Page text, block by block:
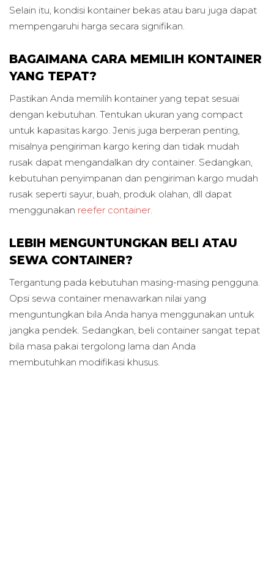
Selain itu, kondisi kontainer bekas atau baru juga dapat
mempengaruhi harga secara signifikan.
BAGAIMANA CARA MEMILIH KONTAINER
YANG TEPAT?
Pastikan Anda memilih kontainer yang tepat sesuai
dengan kebutuhan. Tentukan ukuran yang compact
untuk kapasitas kargo. Jenis juga berperan penting,
misalnya pengiriman kargo kering dan tidak mudah
rusak dapat mengandalkan dry container. Sedangkan,
kebutuhan penyimpanan dan pengiriman kargo mudah
rusak seperti sayur, buah, produk olahan, dll dapat
menggunakan reefer container.
LEBIH MENGUNTUNGKAN BELI ATAU
SEWA CONTAINER?
Tergantung pada kebutuhan masing-masing pengguna.
Opsi sewa container menawarkan nilai yang
menguntungkan bila Anda hanya menggunakan untuk
jangka pendek. Sedangkan, beli container sangat tepat
bila masa pakai tergolong lama dan Anda
membutuhkan modifikasi khusus.